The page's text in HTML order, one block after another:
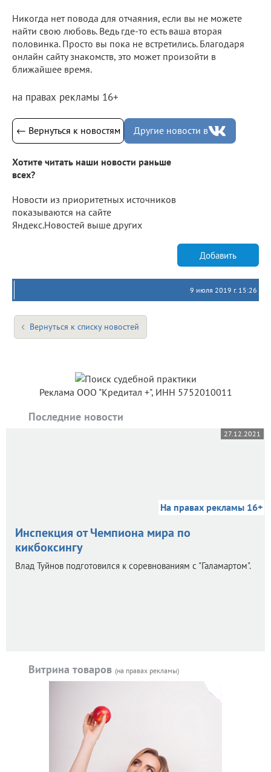
Никогда нет повода для отчаяния, если вы не можете
найти свою любовь. Ведь где-то есть ваша вторая
половинка. Просто вы пока не встретились. Благодаря
онлайн сайту знакомств, это может произойти в
ближайшее время.
на правах рекламы 16+
← Вернуться к новостям Другие новости в
Хотите читать наши новости раньше
всех?
Новости из приоритетных источников
показываются на сайте
Яндекс.Новостей выше других
Добавить
9 июля 2019 г. 15:26
Вернуться к списку новостей
Реклама ООО "Кредитал +", ИНН 5752010011
Последние новости
27.12.2021
На правах рекламы 16+
Инспекция от Чемпиона мира по
кикбоксингу
Влад Туйнов подготовился к соревнованиям с "Галамартом".
Витрина товаров (на правах рекламы)